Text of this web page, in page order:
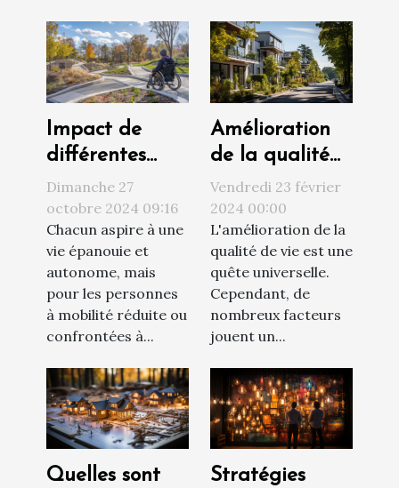
Impact de
différentes
solutions
d'accessibilité
sur la qualité
de vie
Dimanche 27
octobre 2024 09:16
Chacun aspire à une
vie épanouie et
autonome, mais
pour les personnes
à mobilité réduite ou
confrontées à...
Amélioration
de la qualité
de vie par le
choix du
logement
Vendredi 23 février
2024 00:00
L'amélioration de la
qualité de vie est une
quête universelle.
Cependant, de
nombreux facteurs
jouent un...
Quelles sont
Stratégies